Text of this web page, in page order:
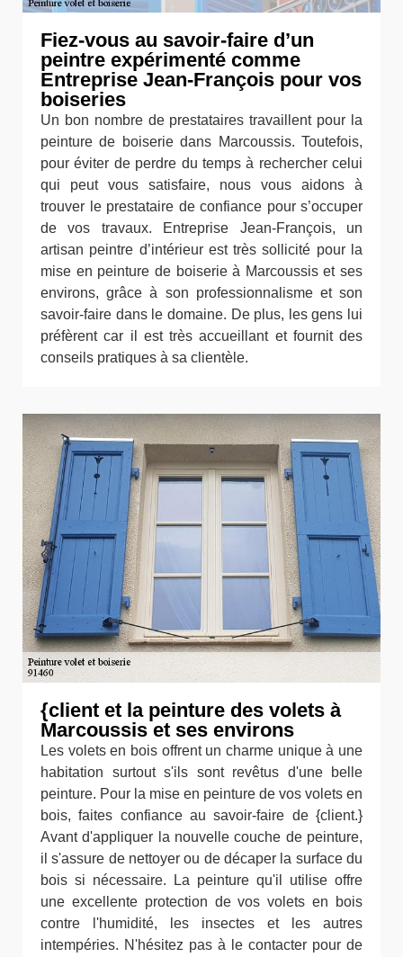
Fiez-vous au savoir-faire d’un
peintre expérimenté comme
Entreprise Jean-François pour vos
boiseries
Un bon nombre de prestataires travaillent pour la
peinture de boiserie dans Marcoussis. Toutefois,
pour éviter de perdre du temps à rechercher celui
qui peut vous satisfaire, nous vous aidons à
trouver le prestataire de confiance pour s’occuper
de vos travaux. Entreprise Jean-François, un
artisan peintre d’intérieur est très sollicité pour la
mise en peinture de boiserie à Marcoussis et ses
environs, grâce à son professionnalisme et son
savoir-faire dans le domaine. De plus, les gens lui
préfèrent car il est très accueillant et fournit des
conseils pratiques à sa clientèle.
{client et la peinture des volets à
Marcoussis et ses environs
Les volets en bois offrent un charme unique à une
habitation surtout s'ils sont revêtus d'une belle
peinture. Pour la mise en peinture de vos volets en
bois, faites confiance au savoir-faire de {client.}
Avant d'appliquer la nouvelle couche de peinture,
il s'assure de nettoyer ou de décaper la surface du
bois si nécessaire. La peinture qu'il utilise offre
une excellente protection de vos volets en bois
contre l'humidité, les insectes et les autres
intempéries. N'hésitez pas à le contacter pour de